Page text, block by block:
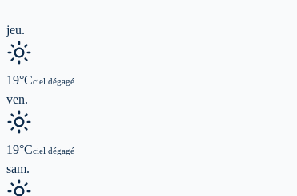
jeu.
19°Cciel dégagé
ven.
19°Cciel dégagé
sam.